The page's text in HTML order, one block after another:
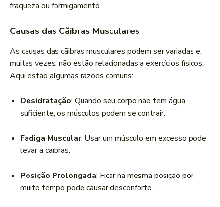
fraqueza ou formigamento.
Causas das Cãibras Musculares
As causas das cãibras musculares podem ser variadas e,
muitas vezes, não estão relacionadas a exercícios físicos.
Aqui estão algumas razões comuns:
Desidratação: Quando seu corpo não tem água
suficiente, os músculos podem se contrair.
Fadiga Muscular: Usar um músculo em excesso pode
levar a cãibras.
Posição Prolongada: Ficar na mesma posição por
muito tempo pode causar desconforto.